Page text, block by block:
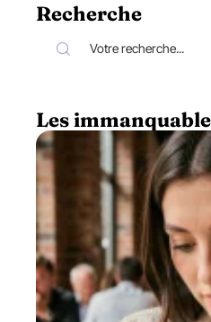
Recherche
Les